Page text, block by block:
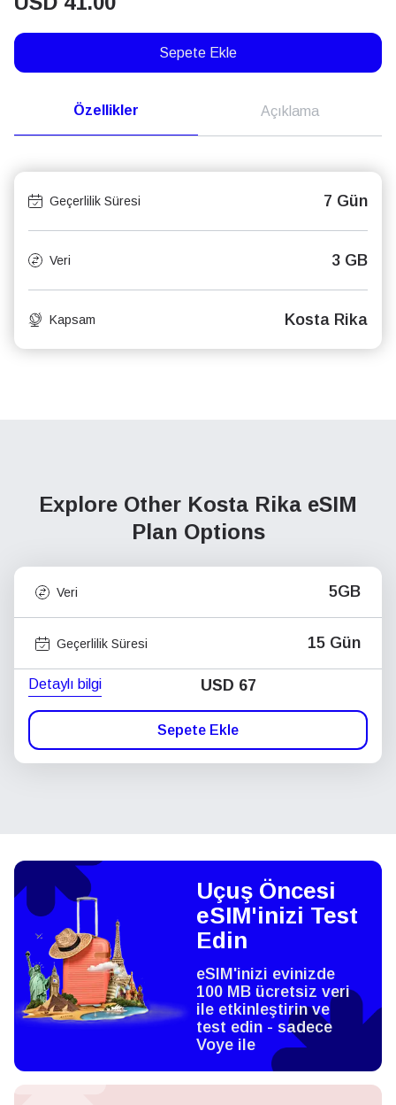
Sepete Ekle
Özellikler Açıklama
Geçerlilik Süresi 7 Gün
Veri 3 GB
Kapsam Kosta Rika
Explore Other Kosta Rika eSIM
Plan Options
Veri 5GB
Geçerlilik Süresi 15 Gün
Detaylı bilgi USD 67
Sepete Ekle
Uçuş Öncesi
eSIM'inizi Test
Edin
eSIM'inizi evinizde
100 MB ücretsiz veri
ile etkinleştirin ve
test edin - sadece
Voye ile